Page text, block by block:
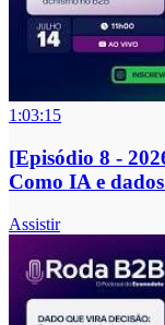
1:03:15
[Episódio 8 -
Como IA e
Assistir